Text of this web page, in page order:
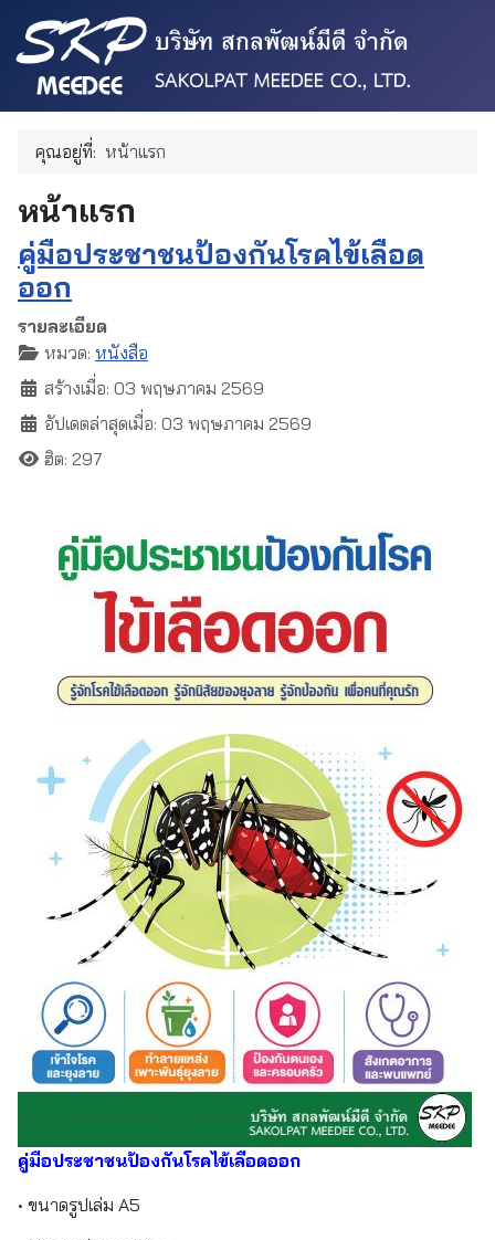
คุณอยู่ที่: หน้าแรก
หน้าแรก
คู่มือประชาชนป้องกันโรคไข้เลือด
ออก
รายละเอียด
หมวด: หนังสือ
สร้างเมื่อ: 03 พฤษภาคม 2569
อัปเดตล่าสุดเมื่อ: 03 พฤษภาคม 2569
ฮิต: 297
คู่มือประชาชนป้องกันโรคไข้เลือดออก
• ขนาดรูปเล่ม A5